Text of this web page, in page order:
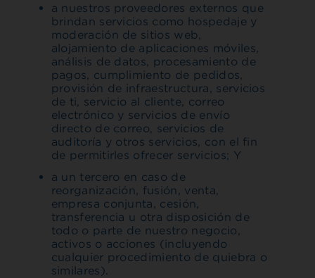
a nuestros proveedores externos que
brindan servicios como hospedaje y
moderación de sitios web,
alojamiento de aplicaciones móviles,
análisis de datos, procesamiento de
pagos, cumplimiento de pedidos,
provisión de infraestructura, servicios
de ti, servicio al cliente, correo
electrónico y servicios de envío
directo de correo, servicios de
auditoría y otros servicios, con el fin
de permitirles ofrecer servicios; Y
a un tercero en caso de
reorganización, fusión, venta,
empresa conjunta, cesión,
transferencia u otra disposición de
todo o parte de nuestro negocio,
activos o acciones (incluyendo
cualquier procedimiento de quiebra o
similares).